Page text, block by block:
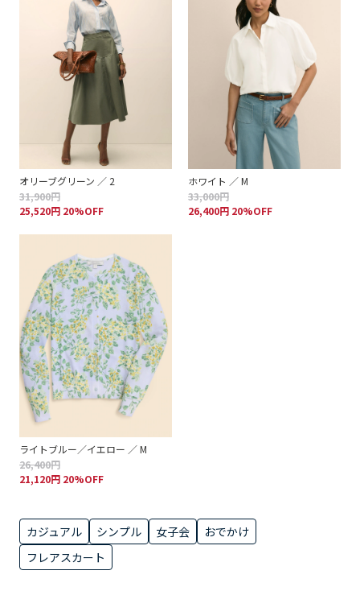
オリーブグリーン ／ 2
31,900円
25,520円 20%OFF
ホワイト ／ M
33,000円
26,400円 20%OFF
ライトブルー／イエロー ／ M
26,400円
21,120円 20%OFF
カジュアル シンプル 女子会
おでかけ
フレアスカート